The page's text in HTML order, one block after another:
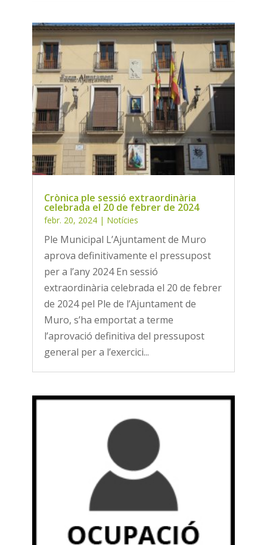
Crònica ple sessió extraordinària
celebrada el 20 de febrer de 2024
febr. 20, 2024| Notícies
Ple Municipal L’Ajuntament de Muro
aprova definitivamente el pressupost
per a l’any 2024 En sessió
extraordinària celebrada el 20 de febrer
de 2024 pel Ple de l’Ajuntament de
Muro, s’ha emportat a terme
l’aprovació definitiva del pressupost
general per a l’exercici...